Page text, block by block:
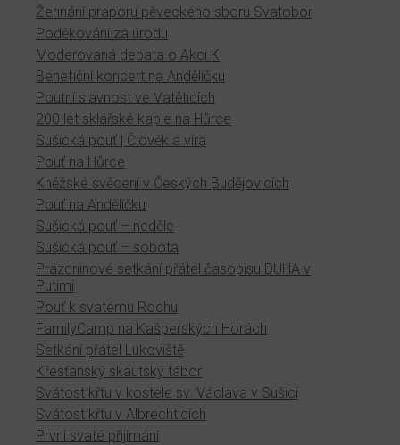
Žehnání praporu pěveckého sboru Svatobor
Poděkování za úrodu
Moderovaná debata o Akci K
Benefiční koncert na Andělíčku
Poutní slavnost ve Vatěticích
200 let sklářské kaple na Hůrce
Sušická pouť | Člověk a víra
Pouť na Hůrce
Kněžské svěcení v Českých Budějovicích
Pouť na Andělíčku
Sušická pouť – neděle
Sušická pouť – sobota
Prázdninové setkání přátel časopisu DUHA v
Putimi
Pouť k svatému Rochu
FamilyCamp na Kašperských Horách
Setkání přátel Lukoviště
Křesťanský skautský tábor
Svátost křtu v kostele sv. Václava v Sušici
Svátost křtu v Albrechticích
První svaté přijímání